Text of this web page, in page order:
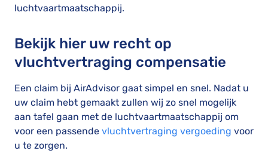
luchtvaartmaatschappij.
Bekijk hier uw recht op
vluchtvertraging compensatie
Een claim bij AirAdvisor gaat simpel en snel. Nadat u
uw claim hebt gemaakt zullen wij zo snel mogelijk
aan tafel gaan met de luchtvaartmaatschappij om
voor een passende vluchtvertraging vergoeding voor
u te zorgen.